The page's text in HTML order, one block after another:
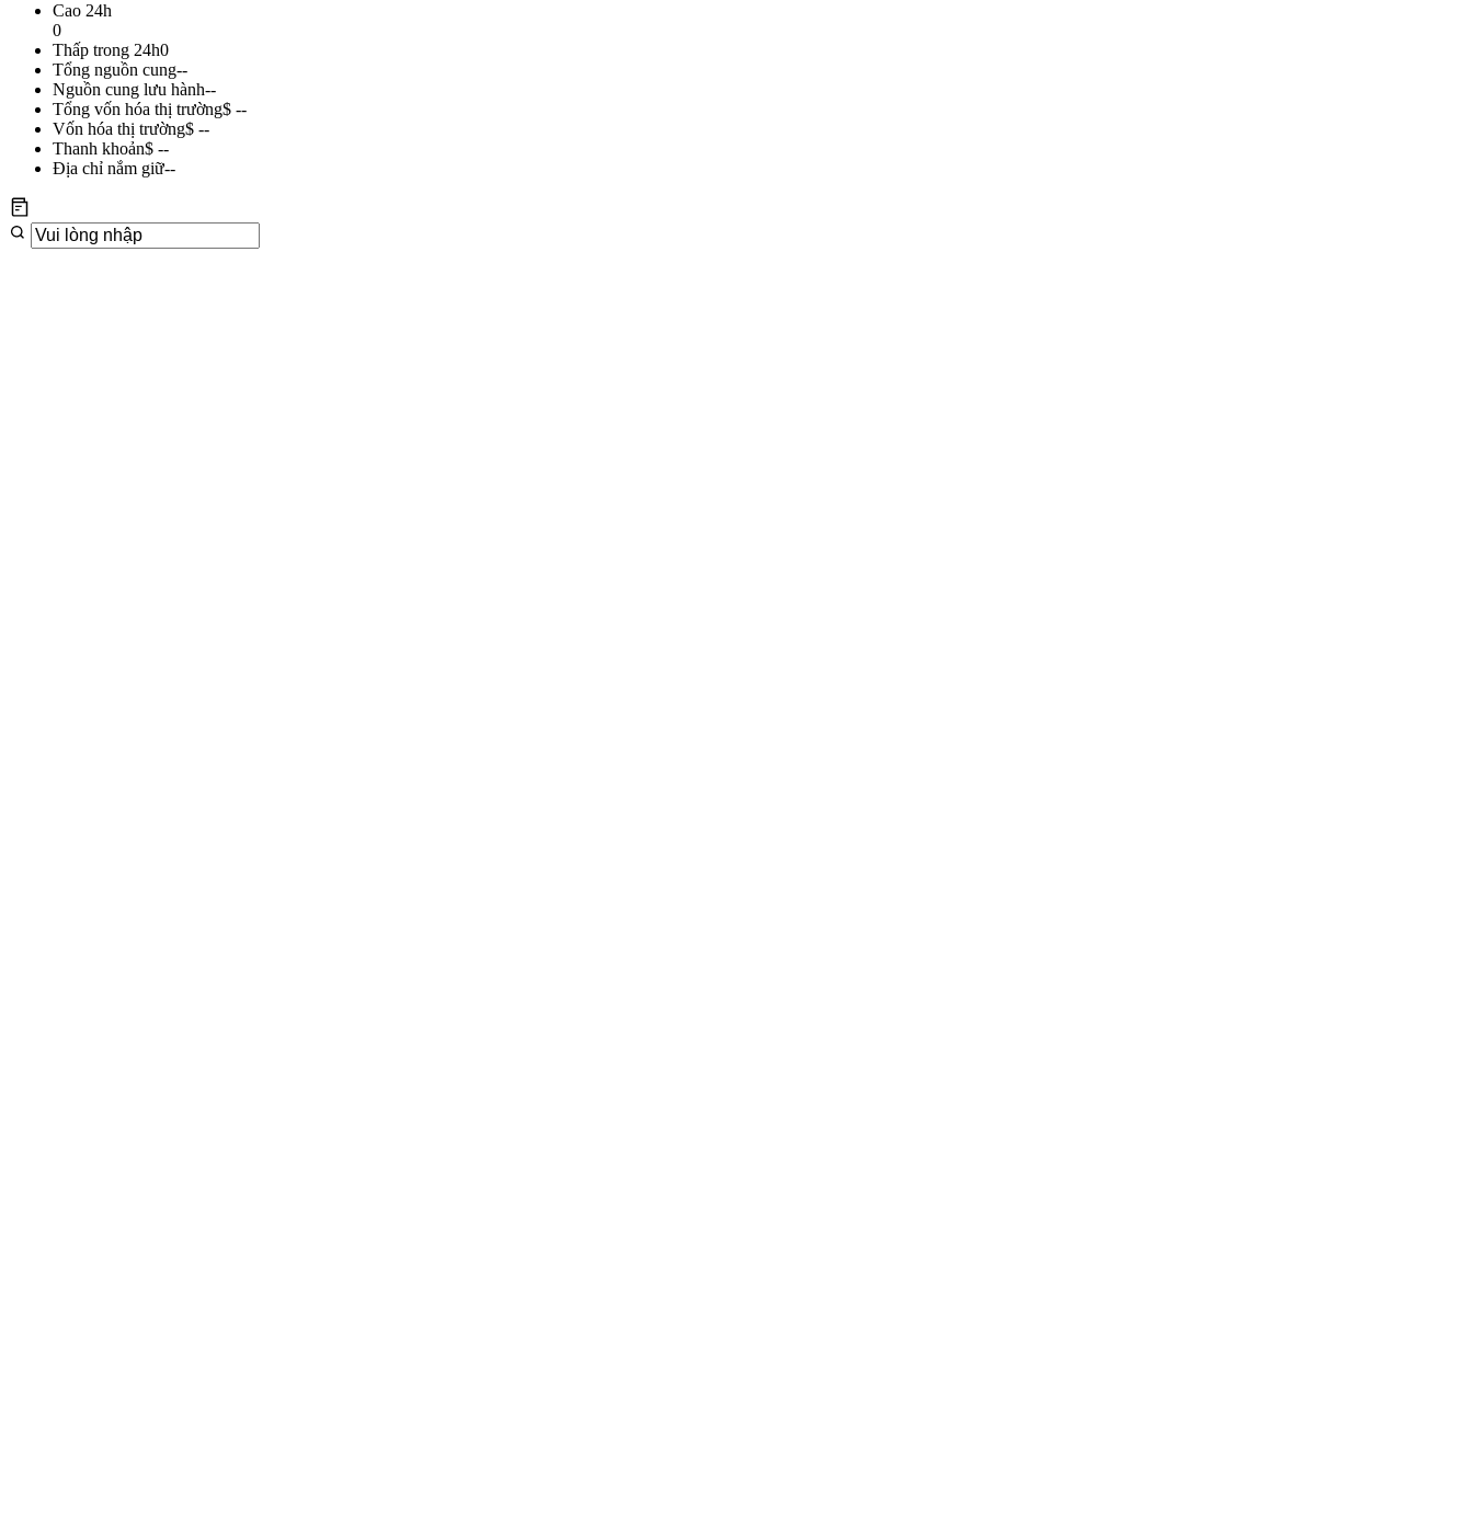
Cao 24h
0
Thấp trong 24h0
Tổng nguồn cung--
Nguồn cung lưu hành--
Tổng vốn hóa thị trường$ --
Vốn hóa thị trường$ --
Thanh khoản$ --
Địa chỉ nắm giữ--